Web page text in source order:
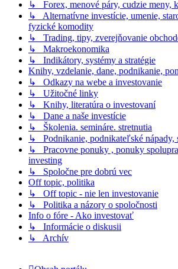
↳ Forex, menové páry, cudzie meny,
↳ Alternatívne investície, umenie,
fyzické komodity
↳ Trading, tipy, zverejňovanie
↳ Makroekonomika
↳ Indikátory, systémy a stratégie
Knihy, vzdelanie, dane, podnikanie,
↳ Odkazy na webe a investovanie
↳ Užitočné linky
↳ Knihy, literatúra o investovaní
↳ Dane a naše investície
↳ Školenia. semináre. stretnutia
↳ Podnikanie, podnikateľské nápady,
↳ Pracovne ponuky , ponuky
investing
↳ Spoločne pre dobrú vec
Off topic, politika
↳ Off topic - nie len investovanie
↳ Politika a názory o spoločnosti
Info o fóre - Ako investovať
↳ Informácie o diskusii
↳ Archív